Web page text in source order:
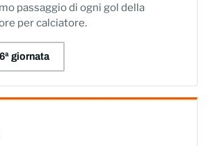
passaggio di ogni gol della
per calciatore.
giornata